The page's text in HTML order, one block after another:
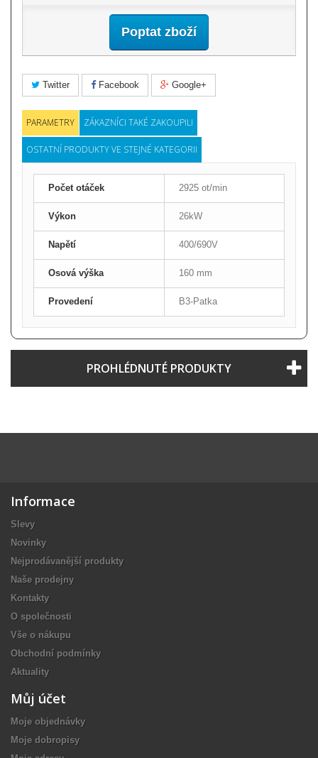
Poptat zboží
Twitter Facebook Google+
PARAMETRY ZÁKAZNÍCI TAKÉ ZAKOUPILI
OSTATNÍ PRODUKTY VE STEJNÉ KATEGORII
Počet otáček 2925 ot/min
Výkon 26kW
Napětí 400/690V
Osová výška 160 mm
Provedení B3-Patka
PROHLÉDNUTÉ PRODUKTY
Informace
Slevy
Novinky
Nejprodávanější produkty
Naše prodejny
Kontakty
O společnosti
Vše o nákupu
Obchodní podmínky
Aktuality
Můj účet
Moje objednávky
Moje dobropisy